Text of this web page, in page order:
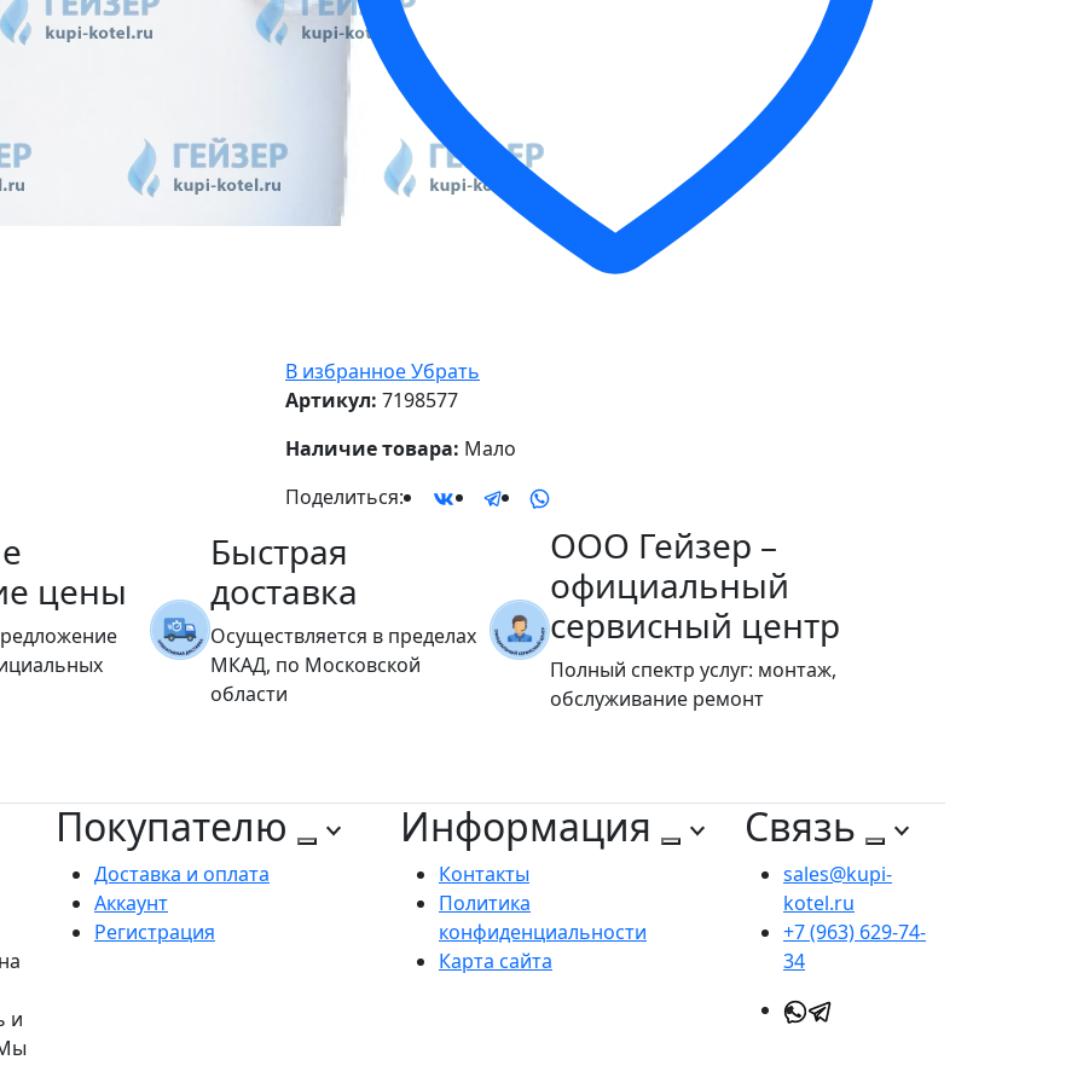
В избранноеУбрать
Артикул: 7198577
Наличие товара: Мало
Поделиться:
цены
Быстрая
доставка
Осуществляется в пределах
МКАД, по Московской
области
ООО Гейзер –
официальный
сервисный центр
Полный спектр услуг: монтаж,
обслуживание ремонт
и
Покупателю
Доставка и оплата
Аккаунт
Регистрация
Информация
Контакты
Политика
конфиденциальности
Карта сайта
Связь
sales@kupi-
kotel.ru
+7 (963) 629-74-
34